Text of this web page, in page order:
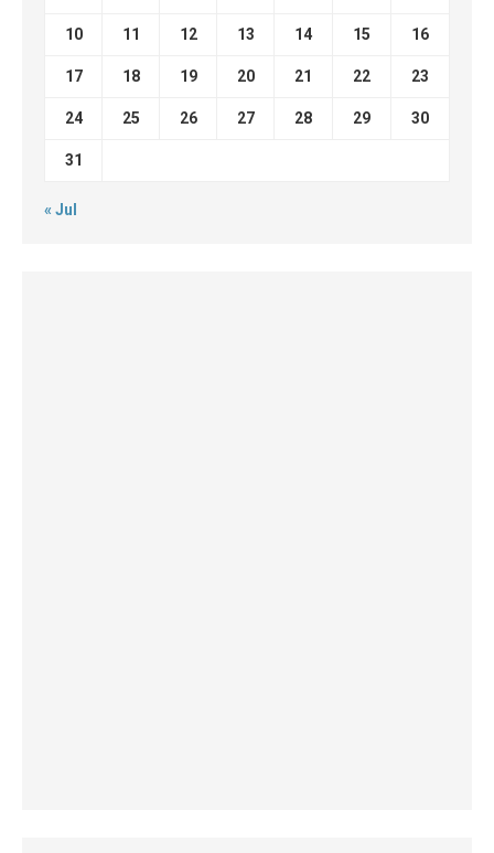
10 11 12 13 14 15 16
17 18 19 20 21 22 23
24 25 26 27 28 29 30
31
« Jul